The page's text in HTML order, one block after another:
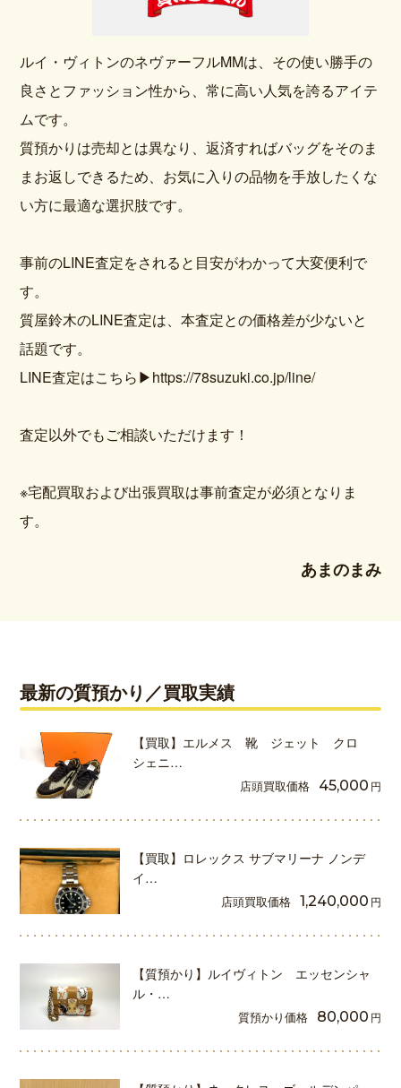
ルイ・ヴィトンのネヴァーフルMMは、その使い勝手の
良さとファッション性から、常に高い人気を誇るアイテ
ムです。
質預かりは売却とは異なり、返済すればバッグをそのま
まお返しできるため、お気に入りの品物を手放したくな
い方に最適な選択肢です。
事前のLINE査定をされると目安がわかって大変便利で
す。
質屋鈴木のLINE査定は、本査定との価格差が少ないと
話題です。
LINE査定はこちら▶https://78suzuki.co.jp/line/
査定以外でもご相談いただけます！
※宅配買取および出張買取は事前査定が必須となりま
す。
あまのまみ
最新の質預かり／買取実績
【買取】エルメス 靴 ジェット クロ
シェニ…
店頭買取価格 45,000 円
【買取】ロレックス サブマリーナ ノンデ
イ…
店頭買取価格 1,240,000 円
【質預かり】ルイヴィトン エッセンシャ
ル・…
質預かり価格 80,000 円